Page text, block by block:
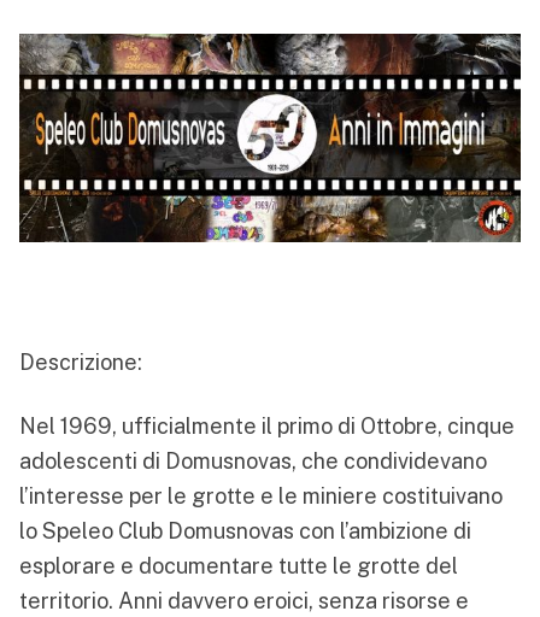
Descrizione:
Nel 1969, ufficialmente il primo di Ottobre, cinque
adolescenti di Domusnovas, che condividevano
l’interesse per le grotte e le miniere costituivano
lo Speleo Club Domusnovas con l’ambizione di
esplorare e documentare tutte le grotte del
territorio. Anni davvero eroici, senza risorse e